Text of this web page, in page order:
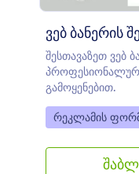
ვებ ბანერის
შესთავაზეთ ვებ
გამოყენებით.
Go to Category:
რეკლამის